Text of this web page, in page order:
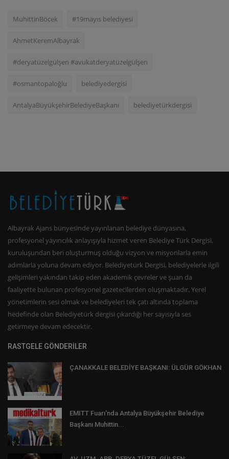
MuhittinBöcek #19mayıs belediyesi
AhmetKeremAlbayrak
#deryatüzelgülşen #avukatderyatüzelgülşen
#osmantopaloğlu belediyedergisi
AntalyaBüyükşehirBelediyeBaşkanı belediyetürkdergisi
Albayrak Ajans bünyesinde yayınlanan belediye dünyasına,
profesyonel yayıncılık anlayışıyla hizmet veren Belediye Türk Dergisi,
kuruluşundan beri oluşturmuş olduğu vizyon ve misyonlarla emin
adımlarla yoluna devam ediyor. Belediyetürk Dergisi, belediyelerle ilgili
gelişimleri yakından takip eden akademik çevreler ve şuan da
faaliyette bulunan profesyonel gazetecilerden oluşmaktadır. Yerel
yönetimlerin sesi olmak ve belediyeleri tek çatı altında toplama
hedefinde olan Belediyetürk dergisi çıkardığı her sayısıyla ses
getirmeye devam edecektir.
RASTGELE GÖNDERİLER
ÇANAKKALE BELEDİYE BAŞKANI: ÜLGÜR GÖKHAN
EMITT Fuarı'nda Antalya Büyükşehir Belediye
Başkanı Muhittin...